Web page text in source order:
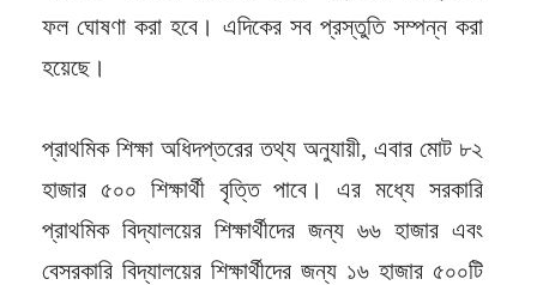
ফল ঘোষণা করা হবে। এদিকের সব প্রস্তুতি সম্পন্ন করা
হয়েছে।
প্রাথমিক শিক্ষা অধিদপ্তরের তথ্য অনুযায়ী, এবার মোট ৮২
হাজার ৫০০ শিক্ষার্থী বৃত্তি পাবে। এর মধ্যে সরকারি
প্রাথমিক বিদ্যালয়ের শিক্ষার্থীদের জন্য ৬৬ হাজার এবং
বেসরকারি বিদ্যালয়ের শিক্ষার্থীদের জন্য ১৬ হাজার ৫০০টি